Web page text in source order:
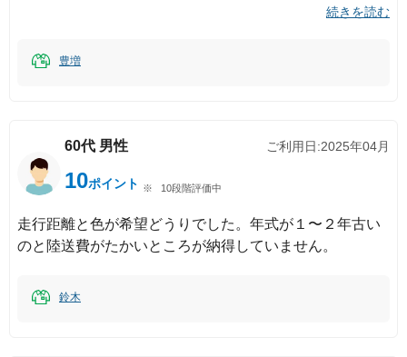
続きを読む
豊増
60代 男性 ご利用日:2025年04月
10ポイント 10段階評価中
走行距離と色が希望どうりでした。年式が１〜２年古い
のと陸送費がたかいところが納得していません。
鈴木